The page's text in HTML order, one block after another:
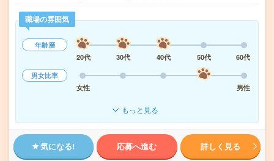
職場の雰囲気
年齢層
20代
30代 40代 50代
60代
男女比率
女性
男性
もっと見る
気になる! 応募へ進む 詳しく見る